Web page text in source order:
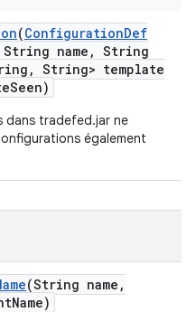
(ConfigurationDef
String name , String
, String> template
Seen)
dans tradefed.jar ne
également
(String name ,
Name)